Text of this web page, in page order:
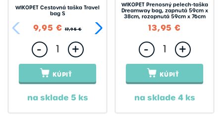
WIKOPET Cestovná taška Travel
bag S
9,95 €17,95 € 15,95 €24,95 €
- +
KÚPIŤ
na sklade 5 ks
WIKOPET Prenosný pelech-taška
Dreamway bag, zapnutá 59cm x
38cm, rozopnutá 59cm x 76cm
13,95 €
- +
KÚPIŤ
na sklade 4 ks